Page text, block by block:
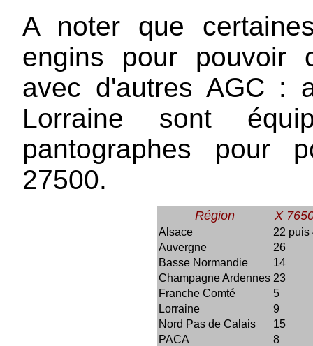
A noter que
engins pour pouvoir
avec d'autres AGC :
Lorraine sont
pantographes pour
27500.
Région X
Alsace
22 puis
Auvergne
26
Basse Normandie
14
Champagne Ardennes 23
Franche Comté
5
Lorraine
9
Nord Pas de Calais
15
PACA
8